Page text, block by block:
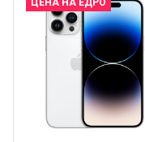
ЦЕНА НА ЕДРО